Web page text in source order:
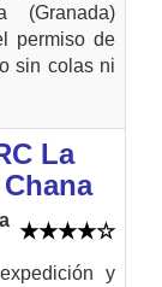
(Granada)
permiso de
sin colas ni
La
y